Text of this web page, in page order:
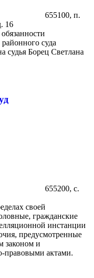
655100, п.
16
суда
судья Борец Светлана
655200, с.
своей
гражданские
инстанции
предусмотренные
законом и
правовыми актами.